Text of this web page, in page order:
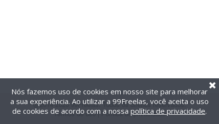
@2014-2026 99Freelas. Todos os direitos reservados.
Termos de uso| Política de privacidade
Nós fazemos uso de cookies em nosso site para melhorar
a sua experiência. Ao utilizar a 99Freelas, você aceita o uso
de cookies de acordo com a nossa política de privacidade.